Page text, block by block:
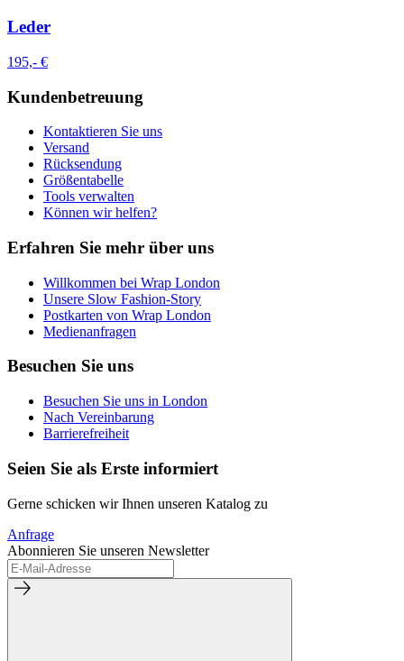
Leder
195,- €
Kundenbetreuung
Kontaktieren Sie uns
Versand
Rücksendung
Größentabelle
Tools verwalten
Können wir helfen?
Erfahren Sie mehr über uns
Willkommen bei Wrap London
Unsere Slow Fashion-Story
Postkarten von Wrap London
Medienanfragen
Besuchen Sie uns
Besuchen Sie uns in London
Nach Vereinbarung
Barrierefreiheit
Seien Sie als Erste informiert
Gerne schicken wir Ihnen unseren Katalog zu
Anfrage
Abonnieren Sie unseren Newsletter